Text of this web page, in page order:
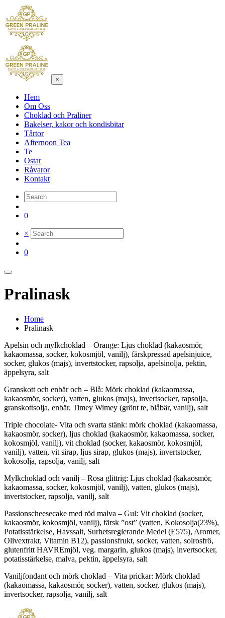
×
Hem
Om Oss
Choklad och Praliner
Bakelser, kakor och kondisbitar
Tårtor
Afternoon Tea
Te
Ostar
Råvaror
Kontakt
0
×
0
Pralinask
Home
Pralinask
Apelsin och mylkchoklad – Orange: Ljus choklad (kakaosmör,
kakaomassa, socker, kokosmjöl, vanilj), färskpressad apelsinjuice,
socker, glukos (majs), invertstocker, rapsolja, apelsinolja, pektin,
äppelsyra, salt
Granskott och enbär och – Blå: Mörk choklad (kakaomassa,
kakaosmör, socker), vatten, glukos (majs), invertsocker, rapsolja,
granskottsolja, enbär, Timey Wimey (grönt te, blåbär, vanilj), salt
Triple chocolate- Vita och svarta stänk: mörk choklad (kakaomassa,
kakaosmör, socker), ljus choklad (kakaosmör, kakaomassa, socker,
kokosmjöl, vanilj), vit choklad (socker, kakaosmör, kokosmjöl,
vanilj), vatten, vit sirap, ljus sirap, glukos (majs), invertstocker,
kokosolja, rapsolja, vanilj, salt
Mylkchoklad och vanilj – Rosa glittrig: Ljus choklad (kakaosmör,
kakaomassa, socker, kokosmjöl, vanilj), vatten, glukos (majs),
invertstocker, rapsolja, vanilj, salt
Passionscheesecake med röd malva – Gul: Vit choklad (socker,
kakaosmör, kokosmjöl, vanilj), färsk ”ost” (vatten, Kokosolja(23%),
Potatisstärkelse, Havssalt, Surhetsreglerande Medel (E575), Aromer,
Olivextrakt, Vitamin B12), passionsfrukt, socker, vatten, solrosfrö,
glutenfritt HAVREmjöl, veg. margarin, glukos (majs), invertsocker,
potatisstärkelse, malva, pektin, äppelsyra, salt
Vaniljfondant och mörk choklad – Vita prickar: Mörk choklad
(kakaomassa, kakaosmör, socker), vatten, socker, glukos (majs),
invertsocker, rapsolja, vanilj, salt